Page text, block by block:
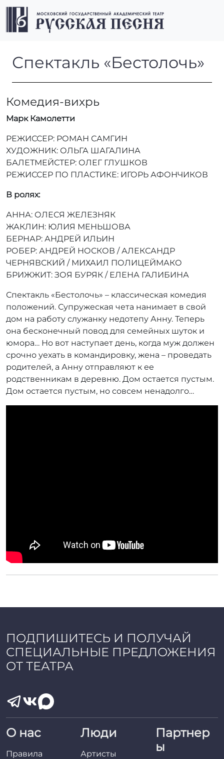
Перейти к содержимому
Перейти к футеру
Спектакль «Бестолочь»
Спектакль «Бестолочь»
Комедия-вихрь
Марк Камолетти
РЕЖИССЕР: РОМАН САМГИН
ХУДОЖНИК: ОЛЬГА ШАГАЛИНА
БАЛЕТМЕЙСТЕР: ОЛЕГ ГЛУШКОВ
РЕЖИССЕР ПО ПЛАСТИКЕ: ИГОРЬ АФОНЧИКОВ
В ролях:
АННА: ОЛЕСЯ ЖЕЛЕЗНЯК
ЖАКЛИН: ЮЛИЯ МЕНЬШОВА
БЕРНАР: АНДРЕЙ ИЛЬИН
РОБЕР: АНДРЕЙ НОСКОВ / АЛЕКСАНДР
ЧЕРНЯВСКИЙ / МИХАИЛ ПОЛИЦЕЙМАКО
БРИЖЖИТ: ЗОЯ БУРЯК / ЕЛЕНА ГАЛИБИНА
Спектакль «Бестолочь» – классическая комедия
положений. Супружеская чета нанимает в свой
дом на работу служанку недотепу Анну. Теперь
она бесконечный повод для семейных шуток и
юмора… Но вот наступает день, когда муж должен
срочно уехать в командировку, жена – проведать
родителей, а Анну отправляют к ее
родственникам в деревню. Дом остается пустым.
Дом остается пустым, но совсем ненадолго…
ПОДПИШИТЕСЬ И ПОЛУЧАЙ
СПЕЦИАЛЬНЫЕ ПРЕДЛОЖЕНИЯ
ОТ ТЕАТРА
О нас
Правила
Люди
Артисты
Партнер
ы